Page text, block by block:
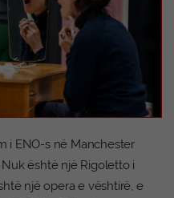
i ENO-s në Manchester
është një Rigoletto i
një opera e vështirë, e